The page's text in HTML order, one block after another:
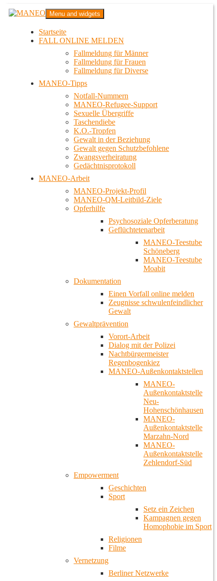
Zum
InhaltMANEO
Das schwule Anti-Gewalt-Projekt in Berlin
Menu and widgets
Startseite
FALL ONLINE MELDEN
Fallmeldung für Männer
Fallmeldung für Frauen
Fallmeldung für Diverse
MANEO-Tipps
Notfall-Nummern
MANEO-Refugee-Support
Sexuelle Übergriffe
Taschendiebe
K.O.-Tropfen
Gewalt in der Beziehung
Gewalt gegen Schutzbefohlene
Zwangsverheiratung
Gedächtnisprotokoll
MANEO-Arbeit
MANEO-Projekt-Profil
MANEO-QM-Leitbild-Ziele
Opferhilfe
Psychosoziale Opferberatung
Geflüchtetenarbeit
MANEO-Teestube
Schöneberg
MANEO-Teestube
Moabit
Dokumentation
Einen Vorfall online melden
Zeugnisse schwulenfeindlicher
Gewalt
Gewaltprävention
Vorort-Arbeit
Dialog mit der Polizei
Nachtbürgermeister
Regenbogenkiez
MANEO-Außenkontaktstellen
MANEO-
Außenkontaktstelle
Neu-
Hohenschönhausen
MANEO-
Außenkontaktstelle
Marzahn-Nord
MANEO-
Außenkontaktstelle
Zehlendorf-Süd
Empowerment
Geschichten
Sport
Setz ein Zeichen
Kampagnen gegen
Homophobie im Sport
Religionen
Filme
Vernetzung
Berliner Netzwerke